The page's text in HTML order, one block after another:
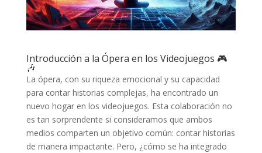
Introducción a la Ópera en los Videojuegos 🎮
🎶
La ópera, con su riqueza emocional y su capacidad
para contar historias complejas, ha encontrado un
nuevo hogar en los videojuegos. Esta colaboración no
es tan sorprendente si consideramos que ambos
medios comparten un objetivo común: contar historias
de manera impactante. Pero, ¿cómo se ha integrado